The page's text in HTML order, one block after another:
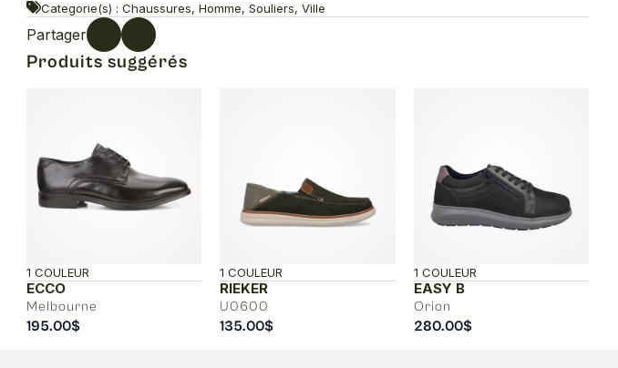
Categorie(s) : Chaussures, Homme, Souliers, Ville
Partager
Produits suggérés
ECCO
Melbourne
1 COULEUR
195.00$
RIEKER
U0600
1 COULEUR
135.00$
EASY B
Orion
1 COULEUR
280.00$